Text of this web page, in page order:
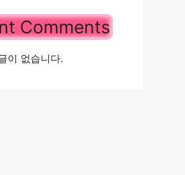
Comments
이 없습니다.